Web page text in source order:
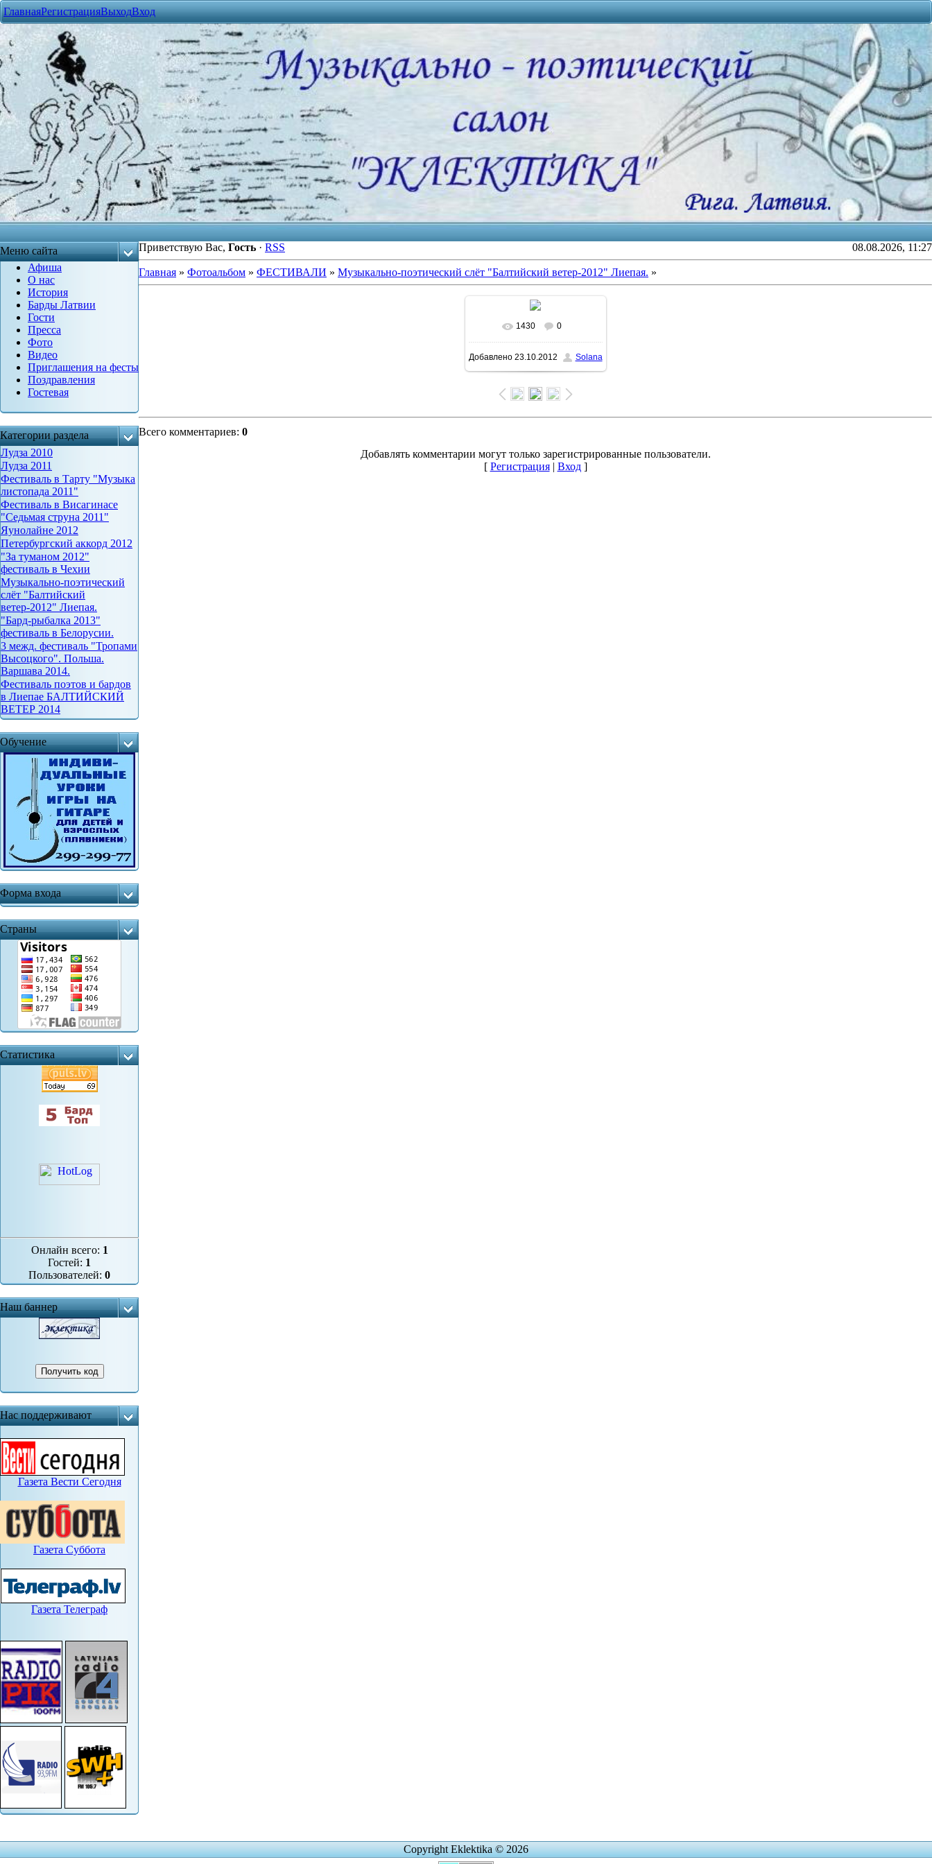
ГлавнаяРегистрацияВыходВход
Меню сайта
Афиша
О нас
История
Барды Латвии
Гости
Пресса
Фото
Видео
Приглашения на фесты
Поздравления
Гостевая
Категории раздела
Лудза 2010
Лудза 2011
Фестиваль в Тарту "Музыка
листопада 2011"
Фестиваль в Висагинасе
"Седьмая струна 2011"
Яунолайне 2012
Петербургский аккорд 2012
"За туманом 2012"
фестиваль в Чехии
Музыкально-поэтический
слёт "Балтийский
ветер-2012" Лиепая.
"Бард-рыбалка 2013"
фестиваль в Белорусии.
3 межд. фестиваль "Тропами
Высоцкого". Польша.
Варшава 2014.
Фестиваль поэтов и бардов
в Лиепае БАЛТИЙСКИЙ
ВЕТЕР 2014
Обучение
Форма входа
Страны
Статистика
Онлайн всего: 1
Гостей: 1
Пользователей: 0
Наш баннер
Нас поддерживают
Газета Вести Сегодня
Газета Суббота
Газета Телеграф
Приветствую Вас, Гость · RSS 08.08.2026, 11:27
Главная » Фотоальбом » ФЕСТИВАЛИ » Музыкально-поэтический слёт "Балтийский ветер-2012" Лиепая. »
В реальном размере
1600x1153/ 205.8Kb
1430 0
Добавлено23.10.2012 Solana
Всего комментариев: 0
Добавлять комментарии могут только зарегистрированные пользователи.
[ Регистрация| Вход]
Copyright Eklektika © 2026